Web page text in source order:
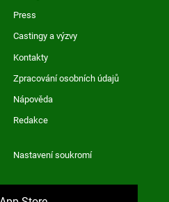
Press
Castingy a výzvy
Kontakty
Zpracování osobních údajů
Nápověda
Redakce
Nastavení soukromí